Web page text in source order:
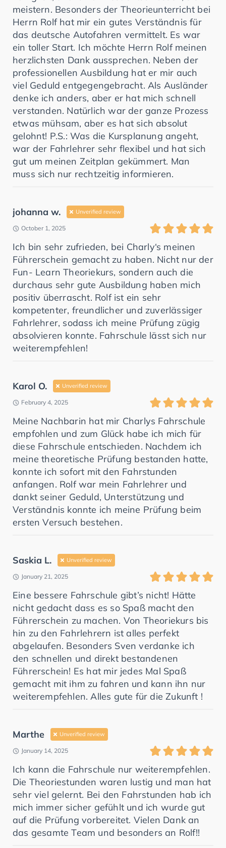
meistern. Besonders der Theorieunterricht bei
Herrn Rolf hat mir ein gutes Verständnis für
das deutsche Autofahren vermittelt. Es war
ein toller Start. Ich möchte Herrn Rolf meinen
herzlichsten Dank aussprechen. Neben der
professionellen Ausbildung hat er mir auch
viel Geduld entgegengebracht. Als Ausländer
denke ich anders, aber er hat mich schnell
verstanden. Natürlich war der ganze Prozess
etwas mühsam, aber es hat sich absolut
gelohnt! P.S.: Was die Kursplanung angeht,
war der Fahrlehrer sehr flexibel und hat sich
gut um meinen Zeitplan gekümmert. Man
muss sich nur rechtzeitig informieren.
johanna w. Unverified review
October 1, 2025
Ich bin sehr zufrieden, bei Charly‘s meinen
Führerschein gemacht zu haben. Nicht nur der
Fun- Learn Theoriekurs, sondern auch die
durchaus sehr gute Ausbildung haben mich
positiv überrascht. Rolf ist ein sehr
kompetenter, freundlicher und zuverlässiger
Fahrlehrer, sodass ich meine Prüfung zügig
absolvieren konnte. Fahrschule lässt sich nur
weiterempfehlen!
Karol O. Unverified review
February 4, 2025
Meine Nachbarin hat mir Charlys Fahrschule
empfohlen und zum Glück habe ich mich für
diese Fahrschule entschieden. Nachdem ich
meine theoretische Prüfung bestanden hatte,
konnte ich sofort mit den Fahrstunden
anfangen. Rolf war mein Fahrlehrer und
dankt seiner Geduld, Unterstützung und
Verständnis konnte ich meine Prüfung beim
ersten Versuch bestehen.
Saskia L. Unverified review
January 21, 2025
Eine bessere Fahrschule gibt’s nicht! Hätte
nicht gedacht dass es so Spaß macht den
Führerschein zu machen. Von Theoriekurs bis
hin zu den Fahrlehrern ist alles perfekt
abgelaufen. Besonders Sven verdanke ich
den schnellen und direkt bestandenen
Führerschein! Es hat mir jedes Mal Spaß
gemacht mit ihm zu fahren und kann ihn nur
weiterempfehlen. Alles gute für die Zukunft !
Marthe Unverified review
January 14, 2025
Ich kann die Fahrschule nur weiterempfehlen.
Die Theoriestunden waren lustig und man hat
sehr viel gelernt. Bei den Fahrstunden hab ich
mich immer sicher gefühlt und ich wurde gut
auf die Prüfung vorbereitet. Vielen Dank an
das gesamte Team und besonders an Rolf!!